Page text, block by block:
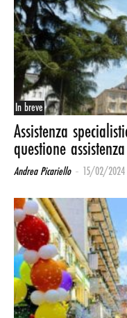
In breve
Assistenza
questione
Andrea Picariello - 15/02/2024